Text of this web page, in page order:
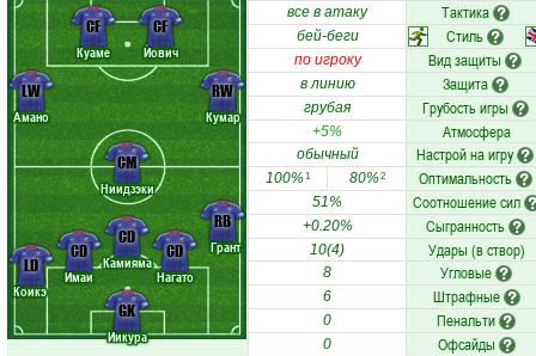
Иикура
Коикэ
Имаи
Камияма
Нагато
Грант
Амано
Ниидзэки
Кумар
Куаме Йович
GK
LD
CD
CD
CD
RB
LW
CM
RW
CF CF
все в атаку Тактика
бей-беги Стиль
по игроку Вид защиты
в линию Защита
грубая Грубость игры
+5% Атмосфера
обычный Настрой на игру
100%1 80%2 Оптимальность
51% Соотношение сил
+0.20% Сыгранность
10(4) Удары (в створ)
8 Угловые
6 Штрафные
0 Пенальти
0 Офсайды